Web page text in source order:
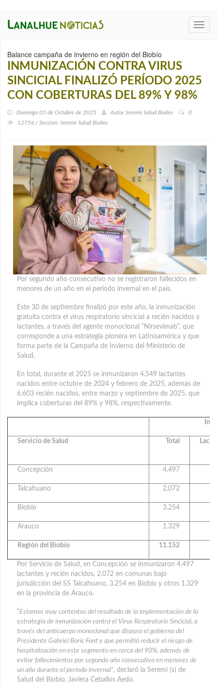
Balance campaña de invierno en región del Biobío
INMUNIZACIÓN CONTRA VIRUS
SINCICIAL FINALIZÓ PERÍODO 2025
CON COBERTURAS DEL 89% Y 98%
Domingo 05 de Octubre de 2025 Autor Seremi Salud Biobío
0
12756 / Seccion: Seremi Salud Biobío
Por segundo año consecutivo no se registraron fallecidos en
menores de un año en el período invernal en el país.
Este 30 de septiembre finalizó por este año, la inmunización
gratuita contra el virus respiratorio sincicial a recién nacidos y
lactantes, a través del agente monoclonal “Nirsevimab”, que
corresponde a una estrategia pionera en Latinoamérica y que
forma parte de la Campaña de Invierno del Ministerio de
Salud.
En total, durante el 2025 se inmunizaron 4.549 lactantes
nacidos entre octubre de 2024 y febrero de 2025, además de
6.603 recién nacidos, entre marzo y septiembre de 2025, que
implica coberturas del 89% y 98%, respectivamente.
Servicio de Salud Total
Concepción 4.497
Talcahuano 2.072
Biobío 3.254
Arauco 1.329
Región del Biobío 11.152
Por Servicio de Salud, en Concepción se inmunizaron 4.497
lactantes y recién nacidos, 2.072 en comunas bajo
jurisdicción del SS Talcahuano, 3.254 en Biobío y otros 1.329
en la provincia de Arauco.
“Estamos muy contentos del resultado de la implementación de la
estrategia de inmunización contra el Virus Respiratorio Sincicial, a
través del anticuerpo monoclonal que dispuso el gobierno del
Presidente Gabriel Boric Font y que permitió reducir el riesgo de
hospitalización en este segmento en cerca del 90%, además de
evitar fallecimientos por segundo año consecutivo en menores de
un año durante el período invernal”, declaró la Seremi (s) de
Salud del Biobío, Javiera Ceballos Aedo.